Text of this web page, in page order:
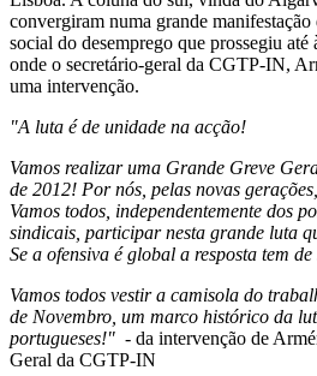
convergiram numa grande
social do desemprego que prossegiu
onde o secretário-geral da CGTP-IN,
uma intervenção.
"A luta é de unidade na acção!
Vamos realizar uma Grande Greve
de 2012! Por nós, pelas novas
Vamos todos, independentemente dos
sindicais, participar nesta grande luta
Se a ofensiva é global a resposta tem
Vamos todos vestir a camisola do
de Novembro, um marco histórico da
portugueses!" - da intervenção de
Geral da CGTP-IN